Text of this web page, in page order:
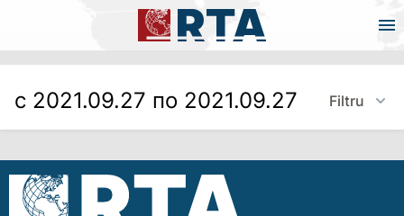
с 2021.09.27 по 2021.09.27 Filtru